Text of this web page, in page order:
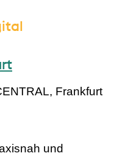
Frankfurt
und